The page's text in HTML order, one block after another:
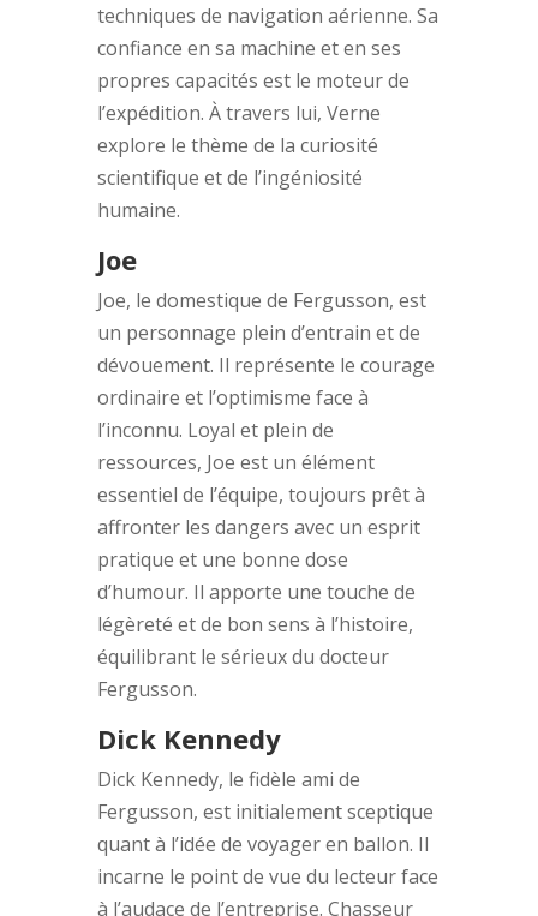
techniques de navigation aérienne. Sa
confiance en sa machine et en ses
propres capacités est le moteur de
l’expédition. À travers lui, Verne
explore le thème de la curiosité
scientifique et de l’ingéniosité
humaine.
Joe
Joe, le domestique de Fergusson, est
un personnage plein d’entrain et de
dévouement. Il représente le courage
ordinaire et l’optimisme face à
l’inconnu. Loyal et plein de
ressources, Joe est un élément
essentiel de l’équipe, toujours prêt à
affronter les dangers avec un esprit
pratique et une bonne dose
d’humour. Il apporte une touche de
légèreté et de bon sens à l’histoire,
équilibrant le sérieux du docteur
Fergusson.
Dick Kennedy
Dick Kennedy, le fidèle ami de
Fergusson, est initialement sceptique
quant à l’idée de voyager en ballon. Il
incarne le point de vue du lecteur face
à l’audace de l’entreprise. Chasseur